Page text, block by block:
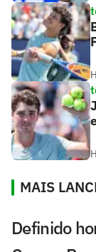
MAIS
Definido